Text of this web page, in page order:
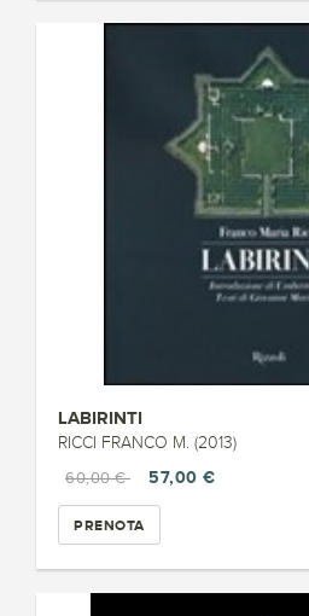
LABIRINTI
RICCI FRANCO M. (2013)
60,00 €
57,00 €
PRENOTA